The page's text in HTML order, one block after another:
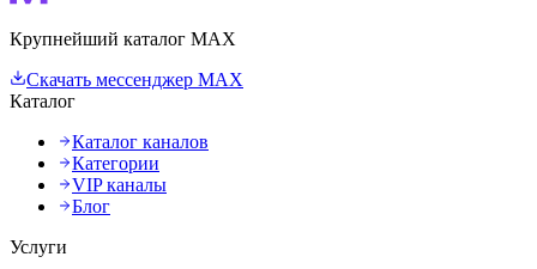
Крупнейший каталог MAX
Скачать мессенджер MAX
Каталог
Каталог каналов
Категории
VIP каналы
Блог
Услуги